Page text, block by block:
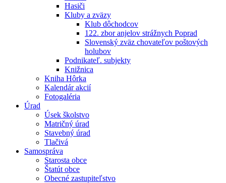
Hasiči
Kluby a zväzy
Klub dôchodcov
122. zbor anjelov strážnych Poprad
Slovenský zväz chovateľov poštových
holubov
Podnikateľ. subjekty
Knižnica
Kniha Hôrka
Kalendár akcií
Fotogaléria
Úrad
Úsek školstvo
Matričný úrad
Stavebný úrad
Tlačivá
Samospráva
Starosta obce
Štatút obce
Obecné zastupiteľstvo